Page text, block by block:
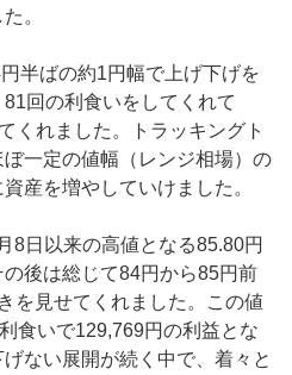
。
半ばの約1円幅で上げ下げを
回の利食いをしてくれて
くれました。トラッキングト
一定の値幅（レンジ相場）の
産を増やしていけました。
8日以来の高値となる85.80円
後は総じて84円から85円前
を見せてくれました。この値
食いで129,769円の利益とな
ない展開が続く中で、着々と